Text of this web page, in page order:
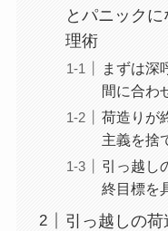
とパニック
理術
まずは深
間に合わ
荷造りが
主義を捨
引っ越し
終目標を
引っ越しの